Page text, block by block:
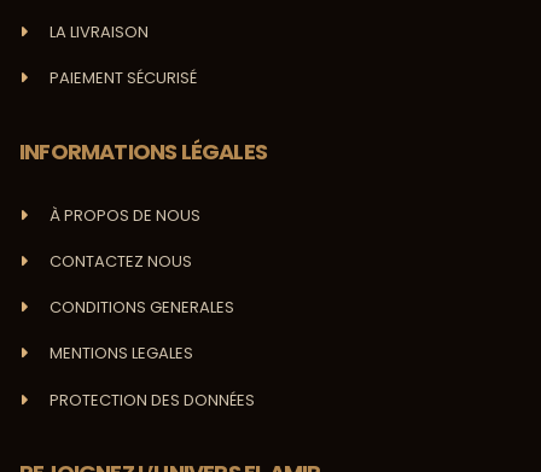
LA LIVRAISON
PAIEMENT SÉCURISÉ
INFORMATIONS LÉGALES
À PROPOS DE NOUS
CONTACTEZ NOUS
CONDITIONS GENERALES
MENTIONS LEGALES
PROTECTION DES DONNÉES